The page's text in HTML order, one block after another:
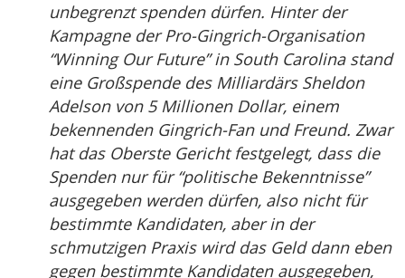
unbegrenzt spenden dürfen. Hinter der
Kampagne der Pro-Gingrich-Organisation
“Winning Our Future” in South Carolina stand
eine Großspende des Milliardärs Sheldon
Adelson von 5 Millionen Dollar, einem
bekennenden Gingrich-Fan und Freund. Zwar
hat das Oberste Gericht festgelegt, dass die
Spenden nur für “politische Bekenntnisse”
ausgegeben werden dürfen, also nicht für
bestimmte Kandidaten, aber in der
schmutzigen Praxis wird das Geld dann eben
gegen bestimmte Kandidaten ausgegeben,